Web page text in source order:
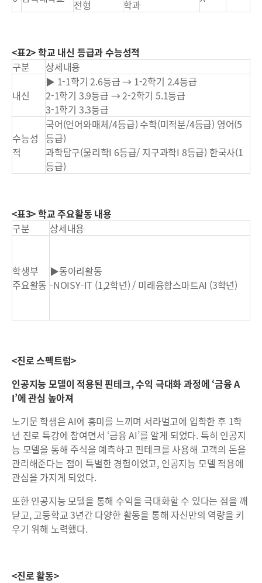
전형
학과
<표2> 학교 내신 등급과 수능성적
구분
상세내용
내신
▶ 1-1학기 2.6등급 → 1-2학기 2.4등급
2-1학기 3.9등급 → 2-2학기 5.1등급
3-1학기 3.3등급
수능성
적
국어(언어와매체/4등급) 수학(미적분/4등급) 영어(5
등급)
과학탐구(물리학I 6등급/ 지구과학I 8등급) 한국사(1
등급)
<표3> 학교 주요활동 내용
구분
상세내용
학생부
주요활동
▶동아리활동
-NOISY-IT (1,2학년) / 미래융합스마트AI (3학년)
<진로 스펙트럼>
인공지능 모델이 적용된 핀테크, 수익 극대화 과정에 ‘금융 A
I’에 관심 높아져
노기문 학생은 AI에 흥미를 느끼며 서라벌고에 입학한 후 1학
년 진로 특강에 참여면서 ‘금융 AI’를 알게 되었다. 특히 인공지
능 모델을 통해 주식을 예측하고 핀테크를 사용해 고객의 돈을
관리해준다는 점이 특별한 경험이었고, 인공지능 모델 적용에
관심을 가지게 되었다.
또한 인공지능 모델을 통해 수익을 극대화할 수 있다는 점을 깨
닫고, 고등학교 3년간 다양한 활동을 통해 자신만의 역량을 키
우기 위해 노력했다.
<진로 활동>